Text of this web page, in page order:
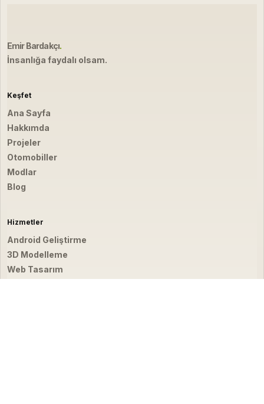
Emir Bardakçı.
İnsanlığa faydalı olsam.
Keşfet
Ana Sayfa
Hakkımda
Projeler
Otomobiller
Modlar
Blog
Hizmetler
Android Geliştirme
3D Modelleme
Web Tasarım